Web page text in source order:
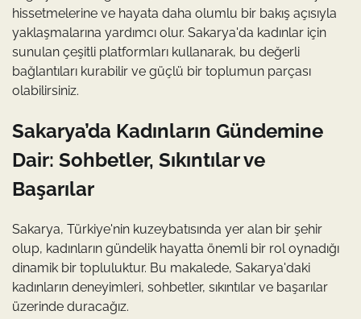
hissetmelerine ve hayata daha olumlu bir bakış açısıyla
yaklaşmalarına yardımcı olur. Sakarya'da kadınlar için
sunulan çeşitli platformları kullanarak, bu değerli
bağlantıları kurabilir ve güçlü bir toplumun parçası
olabilirsiniz.
Sakarya’da Kadınların Gündemine
Dair: Sohbetler, Sıkıntılar ve
Başarılar
Sakarya, Türkiye'nin kuzeybatısında yer alan bir şehir
olup, kadınların gündelik hayatta önemli bir rol oynadığı
dinamik bir topluluktur. Bu makalede, Sakarya'daki
kadınların deneyimleri, sohbetler, sıkıntılar ve başarılar
üzerinde duracağız.